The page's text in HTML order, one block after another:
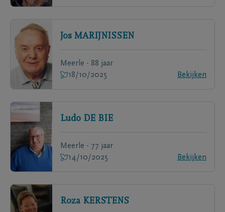
Jos MARIJNISSEN
Meerle - 88 jaar
18/10/2025
Bekijken
Ludo DE BIE
Meerle - 77 jaar
14/10/2025
Bekijken
Roza KERSTENS